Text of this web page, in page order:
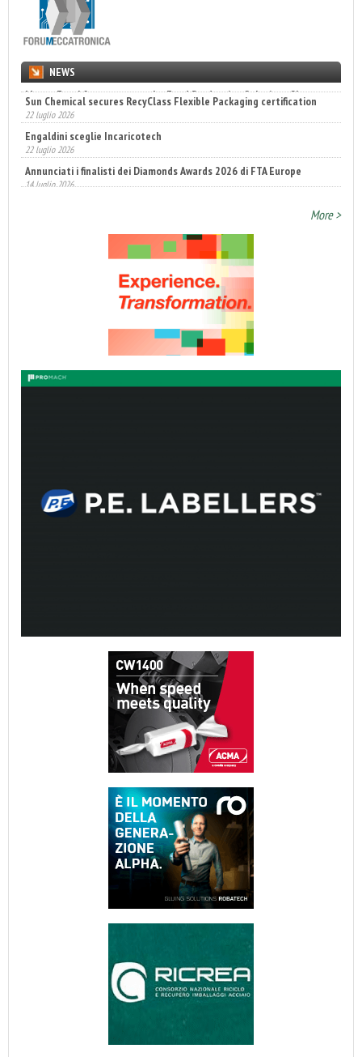
NEWS
Sun Chemical secures RecyClass Flexible Packaging certification
22 luglio 2026
Engaldini sceglie Incaricotech
22 luglio 2026
Annunciati i finalisti dei Diamonds Awards 2026 di FTA Europe
14 luglio 2026
More >